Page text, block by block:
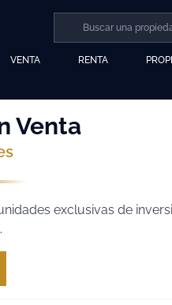
VENTA RENTA
Venta
exclusivas de